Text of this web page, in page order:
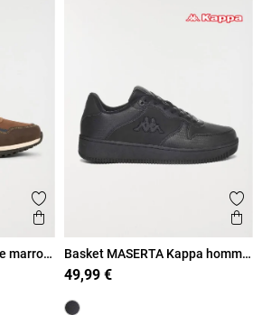
Ajouter aux favoris
Aperçu rapide
marron
Basket MASERTA Kappa homme
(40-46)
49,99 €